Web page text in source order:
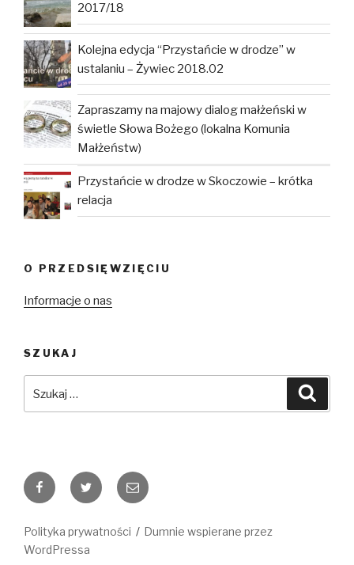
2017/18
Kolejna edycja “Przystańcie w drodze” w
ustalaniu – Żywiec 2018.02
Zapraszamy na majowy dialog małżeński w
świetle Słowa Bożego (lokalna Komunia
Małżeństw)
Przystańcie w drodze w Skoczowie – krótka
relacja
O PRZEDSIĘWZIĘCIU
Informacje o nas
SZUKAJ
FacebookTwitter E-
mail
Polityka prywatności
Dumnie wspierane przez
WordPressa